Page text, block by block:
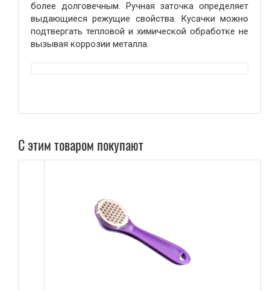
более долговечным. Ручная заточка определяет
выдающиеся режущие свойства. Кусачки можно
подтвергать тепловой и химической обработке не
вызывая коррозии металла.
С этим товаром покупают